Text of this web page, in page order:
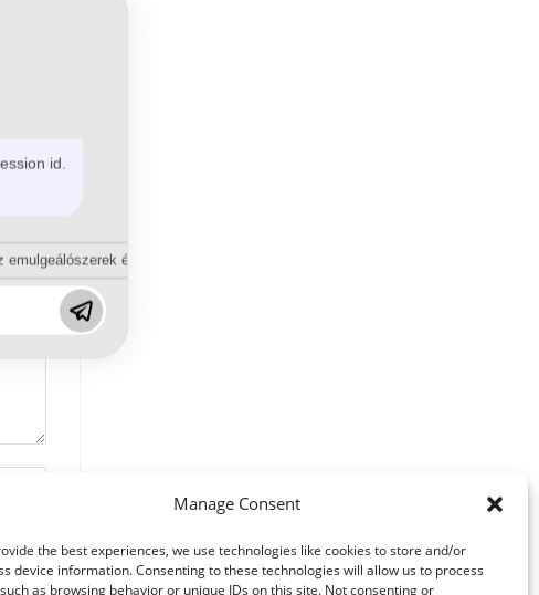
Manage Consent
the best experiences, we use technologies like cookies to store and/or
device information. Consenting to these technologies will allow us to process
as browsing behavior or unique IDs on this site. Not consenting or
id.
és diszpergálószerek terén?